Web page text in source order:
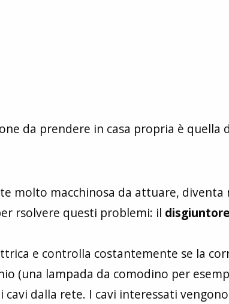
da prendere in casa propria è quella
molto macchinosa da attuare, diventa
rsolvere questi problemi: il
e controlla costantemente se la
(una lampada da comodino per
dalla rete. I cavi interessati